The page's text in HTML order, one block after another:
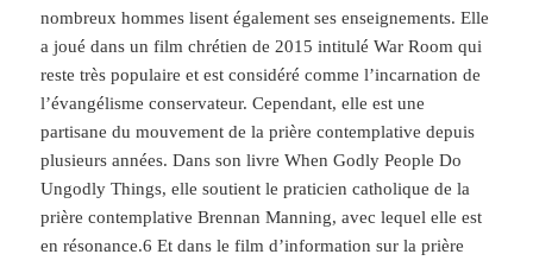
nombreux hommes lisent également ses enseignements. Elle
a joué dans un film chrétien de 2015 intitulé War Room qui
reste très populaire et est considéré comme l’incarnation de
l’évangélisme conservateur. Cependant, elle est une
partisane du mouvement de la prière contemplative depuis
plusieurs années. Dans son livre When Godly People Do
Ungodly Things, elle soutient le praticien catholique de la
prière contemplative Brennan Manning, avec lequel elle est
en résonance.6 Et dans le film d’information sur la prière